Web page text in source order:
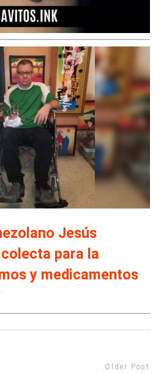
Jesús
para la
y medicamentos
Older Post